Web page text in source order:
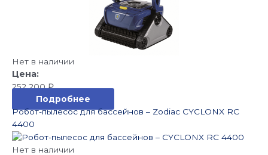
Нет в наличии
252 200₽
Подробнее
Робот-пылесос для бассейнов – Zodiac CYCLONX RC
4400
Нет в наличии